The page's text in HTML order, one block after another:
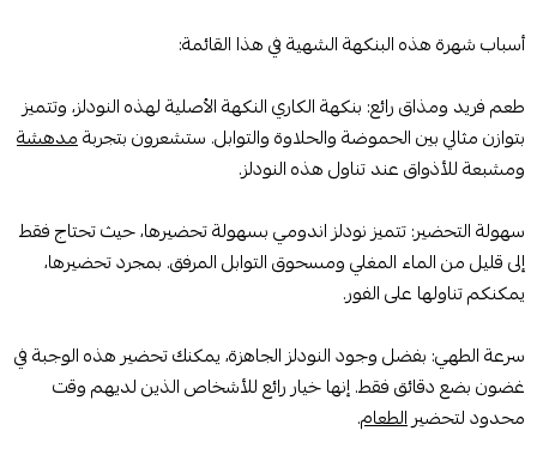
أسباب شهرة هذه البنكهة الشهية في هذا القائمة:
طعم فريد ومذاق رائع: بنكهة الكاري النكهة الأصلية لهذه النودلز، وتتميز
بتوازن مثالي بين الحموضة والحلاوة والتوابل. ستشعرون بتجربةمدهشة
ومشبعة للأذواق عند تناول هذه النودلز.
سهولة التحضير: تتميز نودلز اندومي بسهولة تحضيرها، حيث تحتاج فقط
إلى قليل من الماء المغلي ومسحوق التوابل المرفق. بمجرد تحضيرها،
يمكنكم تناولها على الفور.
سرعة الطهي: بفضل وجود النودلز الجاهزة، يمكنك تحضير هذه الوجبة في
غضون بضع دقائق فقط. إنها خيار رائع للأشخاص الذين لديهم وقت
محدود لتحضيرالطعام.